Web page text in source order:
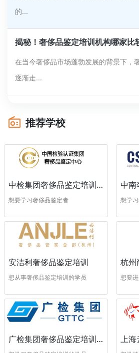
的...
揭秘！奢侈品鉴定培训机构哪家比
在当今奢侈品市场蓬勃发展的背景下，
逐渐走...
推荐学校
中检集团奢侈品鉴定培训中心
想要学习奢侈品鉴定者
中南
想学
安洁利奢侈品鉴定培训
想从事奢侈品鉴定培训的学员 想要
广检集团奢侈品鉴定培训中心